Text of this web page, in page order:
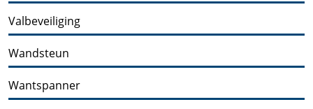
Valbeveiliging
Wandsteun
Wantspanner